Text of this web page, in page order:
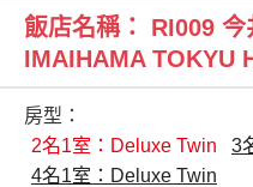
飯店名稱： RI009
IMAIHAMA TOKYU
房型：
2名1室：Deluxe Twin
3
4名1室：Deluxe Twin